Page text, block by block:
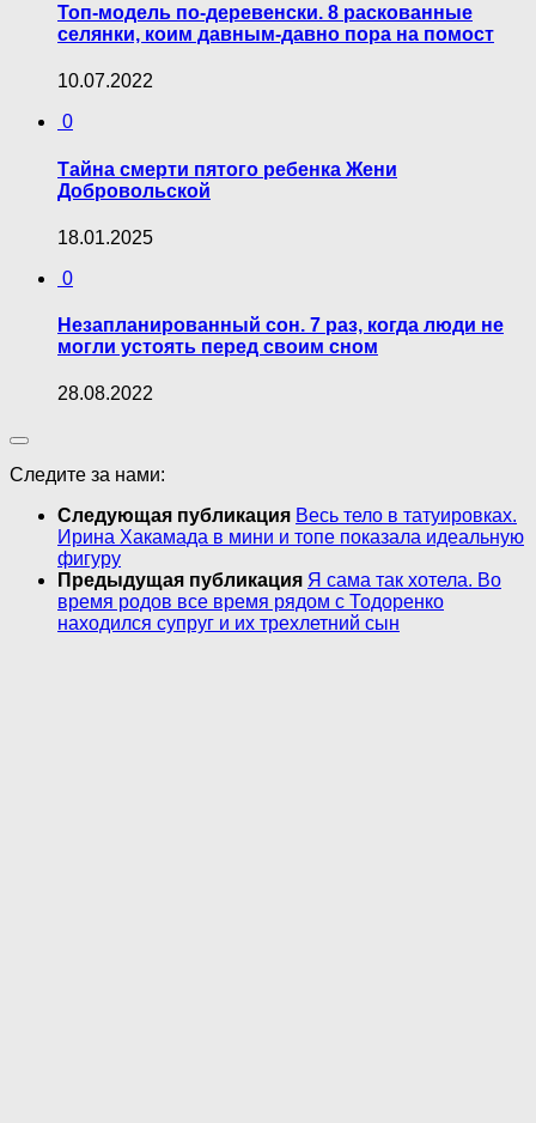
Топ-модель по-деревенски. 8 раскованные
селянки, коим давным-давно пора на помост
10.07.2022
0
Тайна смерти пятого ребенка Жени
Добровольской
18.01.2025
0
Незапланированный сон. 7 раз, когда люди не
могли устоять перед своим сном
28.08.2022
Следите за нами:
Следующая публикация Весь тело в татуировках.
Ирина Хакамада в мини и топе показала идеальную
фигуру
Предыдущая публикация Я сама так хотела. Во
время родов все время рядом с Тодоренко
находился супруг и их трехлетний сын